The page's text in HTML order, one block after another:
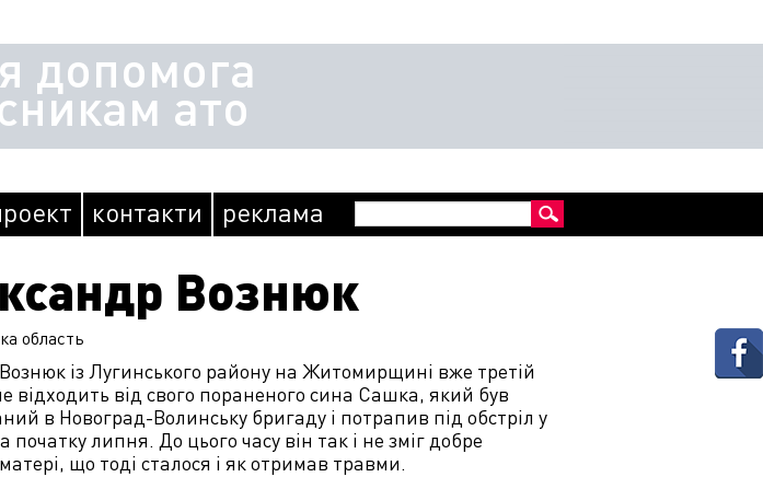
допомога
ато
контакти реклама Пошукова
форма
Вознюк
область
із Лугинського району на Житомирщині вже третій
відходить від свого пораненого сина Сашка, який був
в Новоград-Волинську бригаду і потрапив під обстріл у
початку липня. До цього часу він так і не зміг добре
що тоді сталося і як отримав травми.